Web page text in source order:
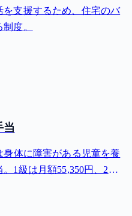
支援するため、住宅のバ
度。
当
身体に障害がある児童を養
1級は月額55,350円、2級